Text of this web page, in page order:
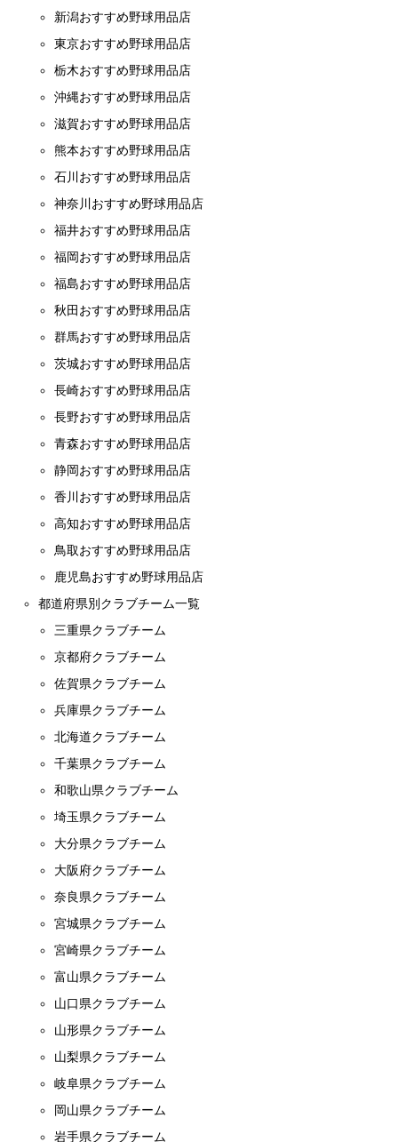
新潟おすすめ野球用品店
東京おすすめ野球用品店
栃木おすすめ野球用品店
沖縄おすすめ野球用品店
滋賀おすすめ野球用品店
熊本おすすめ野球用品店
石川おすすめ野球用品店
神奈川おすすめ野球用品店
福井おすすめ野球用品店
福岡おすすめ野球用品店
福島おすすめ野球用品店
秋田おすすめ野球用品店
群馬おすすめ野球用品店
茨城おすすめ野球用品店
長崎おすすめ野球用品店
長野おすすめ野球用品店
青森おすすめ野球用品店
静岡おすすめ野球用品店
香川おすすめ野球用品店
高知おすすめ野球用品店
鳥取おすすめ野球用品店
鹿児島おすすめ野球用品店
都道府県別クラブチーム一覧
三重県クラブチーム
京都府クラブチーム
佐賀県クラブチーム
兵庫県クラブチーム
北海道クラブチーム
千葉県クラブチーム
和歌山県クラブチーム
埼玉県クラブチーム
大分県クラブチーム
大阪府クラブチーム
奈良県クラブチーム
宮城県クラブチーム
宮崎県クラブチーム
富山県クラブチーム
山口県クラブチーム
山形県クラブチーム
山梨県クラブチーム
岐阜県クラブチーム
岡山県クラブチーム
岩手県クラブチーム